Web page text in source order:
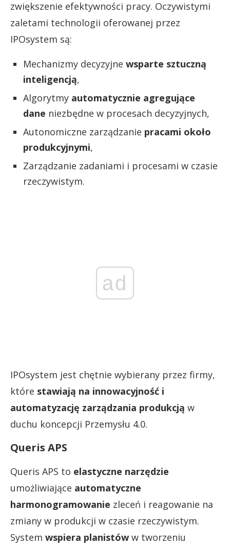
zwiększenie efektywności pracy. Oczywistymi
zaletami technologii oferowanej przez
IPOsystem są:
Mechanizmy decyzyjne wsparte sztuczną
inteligencją,
Algorytmy automatycznie agregujące
dane niezbędne w procesach decyzyjnych,
Autonomiczne zarządzanie pracami około
produkcyjnymi,
Zarządzanie zadaniami i procesami w czasie
rzeczywistym.
ad
IPOsystem jest chętnie wybierany przez firmy,
które stawiają na innowacyjność i
automatyzację zarządzania produkcją w
duchu koncepcji Przemysłu 4.0.
Queris APS
Queris APS to elastyczne narzędzie
umożliwiające automatyczne
harmonogramowanie zleceń i reagowanie na
zmiany w produkcji w czasie rzeczywistym.
System wspiera planistów w tworzeniu